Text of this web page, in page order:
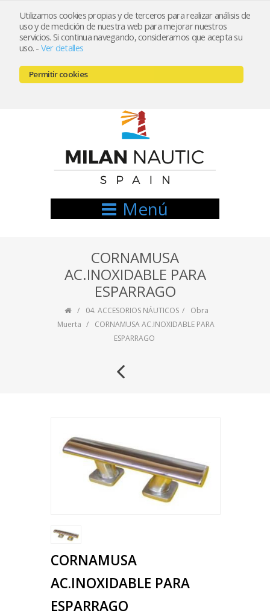
Utilizamos cookies propias y de terceros para realizar análisis de
uso y de medición de nuestra web para mejorar nuestros
servicios. Si continua navegando, consideramos que acepta su
uso. - Ver detalles
Permitir cookies
Registrarse Mi cuenta
666521122 // 654999333
Menú
CORNAMUSA
AC.INOXIDABLE PARA
ESPARRAGO
04. ACCESORIOS NÁUTICOS
Obra
Muerta
CORNAMUSA AC.INOXIDABLE PARA
ESPARRAGO
CORNAMUSA
AC.INOXIDABLE PARA
ESPARRAGO